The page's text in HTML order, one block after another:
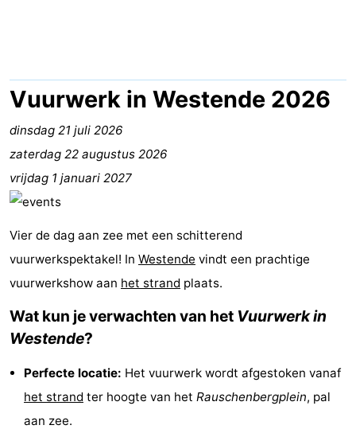
-
Nieuwpoort
-
Oostduinkerke
aan
zee
-
Westende
Last
minutes
Strand
doen
Bezienswaardigheden
-
Musea
-
Vuurwerk in Westende 2026
dinsdag 21 juli 2026
zaterdag 22 augustus 2026
vrijdag 1 januari 2027
Vier de dag aan zee met een schitterend
vuurwerkspektakel! In Westende vindt een prachtige
vuurwerkshow aan het strand plaats.
Wat kun je verwachten van het Vuurwerk in
Westende?
Perfecte locatie: Het vuurwerk wordt afgestoken vanaf
het strand ter hoogte van het Rauschenbergplein, pal
aan zee.